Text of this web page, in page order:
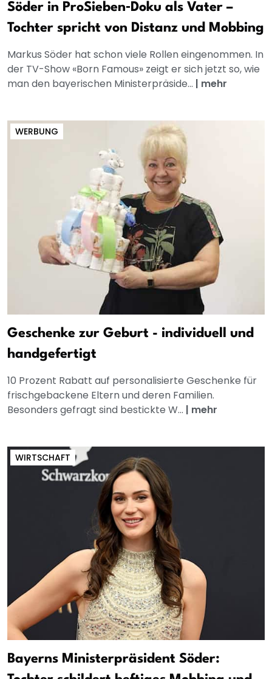
Söder in ProSieben‑Doku als Vater –
Tochter spricht von Distanz und Mobbing
Markus Söder hat schon viele Rollen eingenommen. In
der TV-Show «Born Famous» zeigt er sich jetzt so, wie
man den bayerischen Ministerpräside... | mehr
WERBUNG
Geschenke zur Geburt - individuell und
handgefertigt
10 Prozent Rabatt auf personalisierte Geschenke für
frischgebackene Eltern und deren Familien.
Besonders gefragt sind bestickte W... | mehr
WIRTSCHAFT
Bayerns Ministerpräsident Söder: